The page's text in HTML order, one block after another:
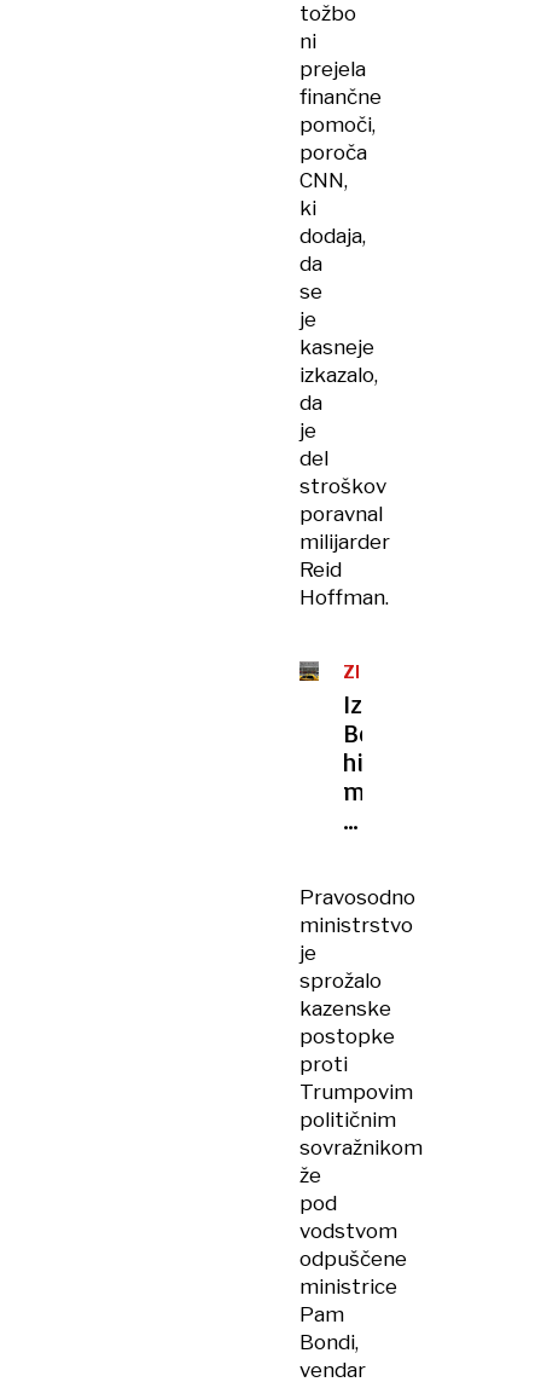
tožbo
ni
prejela
finančne
pomoči,
poroča
CNN,
ki
dodaja,
da
se
je
kasneje
izkazalo,
da
je
del
stroškov
poravnal
milijarder
Reid
Hoffman.
ZDA
Iz
Bele
hiše
milijardne
tožbe
Pravosodno
ministrstvo
je
sprožalo
kazenske
postopke
proti
Trumpovim
političnim
sovražnikom
že
pod
vodstvom
odpuščene
ministrice
Pam
Bondi,
vendar